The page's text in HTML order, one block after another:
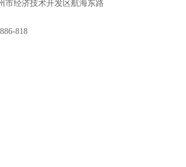
市经济技术开发区航海东路
818